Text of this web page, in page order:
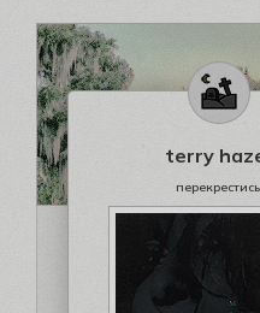
terry
перекрестись